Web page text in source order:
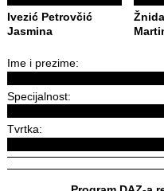
Ivezić Petrovčić
Jasmina
Ime i prezime:
Specijalnost:
Tvrtka: